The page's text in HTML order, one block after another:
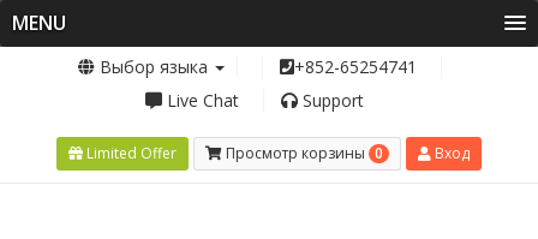
MENU
Выбор языка
+852-65254741
Live Chat
Support
Limited Offer Просмотр корзины 0 Вход